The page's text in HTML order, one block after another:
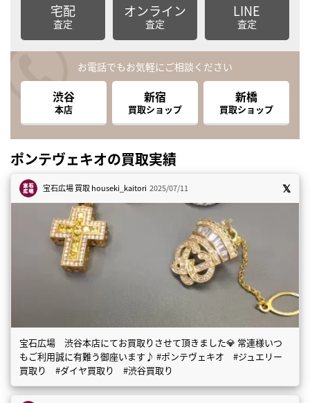
宅配
査定
オンライン
査定
LINE
査定
お電話でもお気軽にご相談ください
渋谷
本店
新宿
買取ショップ
新橋
買取ショップ
ポンテヴェキオの買取実績
宝石広場 買取houseki_kaitori 2025/07/11
宝石広場 渋谷本店にてお買取りさせて頂きました💎 常連様いつ
もご利用誠に有難う御座います♪ #ポンテヴェキオ #ジュエリー
買取り #ダイヤ買取り #渋谷買取り